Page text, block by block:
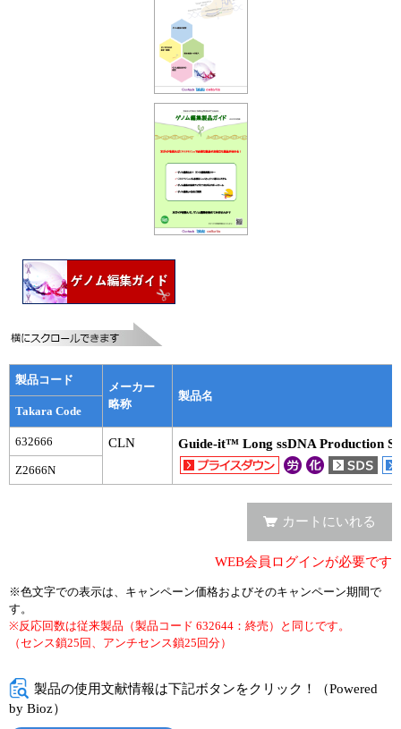
製品コード
メーカー
略称
製品名
Takara Code
632666 CLN Guide-it™ Long ssDNA Production
Z2666N
※色文字での表示は、キャンペーン価格およびそのキャンペーン期間で
す。
※反応回数は従来製品（製品コード 632644：終売）と同じです。
（センス鎖25回、アンチセンス鎖25回分）
カートにいれる
WEB会員ログインが必要です
製品の使用文献情報は下記ボタンをクリック！（Powered
by Bioz）